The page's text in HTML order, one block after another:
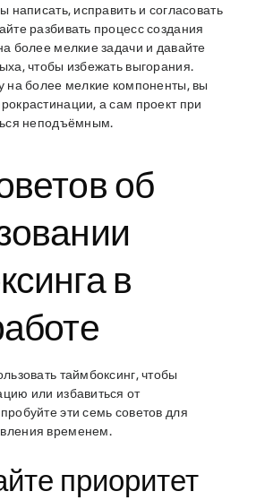
написать, исправить и согласовать
разбивать процесс создания
более мелкие задачи и давайте
чтобы избежать выгорания.
на более мелкие компоненты, вы
а сам проект при
неподъёмным.
об
в
таймбоксинг, чтобы
или избавиться от
эти семь советов для
временем.
приоритет